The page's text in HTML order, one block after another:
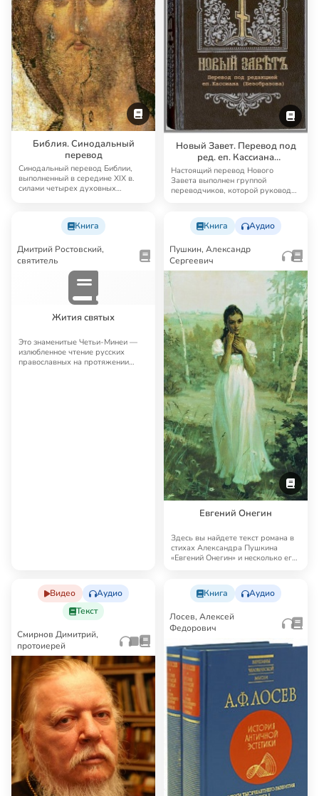
Библия. Синодальный
перевод
Синодальный перевод Библии,
выполненный в середине XIX в.
силами четырех духовных
Новый Завет. Перевод под
ред. еп. Кассиана
(Безобразова)
Настоящий перевод Нового
Завета выполнен группой
переводчиков, которой руководил
Книга
Дмитрий Ростовский,
святитель
Жития святых
Это знаменитые Четьи-Минеи —
излюбленное чтение русских
православных на протяжении
Книга Аудио
Пушкин, Александр
Сергеевич
Евгений Онегин
Здесь вы найдете текст романа в
стихах Александра Пушкина
«Евгений Онегин» и несколько его
Видео
Аудио
Текст
Смирнов Димитрий,
протоиерей
Книга Аудио
Лосев, Алексей
Федорович